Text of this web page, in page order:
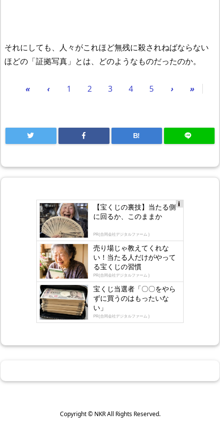
それにしても、人々がこれほど無残に殺されねばならない
ほどの「証拠写真」とは、どのようなものだったのか。
« ‹ 1 2 3 4 5 › »
B!
gly
【宝くじの裏技】当たる側
に回るか、このままか
PR(合同会社デジタルファーム )
売り場じゃ教えてくれな
い！当たる人だけがやって
る宝くじの習慣
PR(合同会社デジタルファーム )
宝くじ当選者「〇〇をやら
ずに買うのはもったいな
い」
PR(合同会社デジタルファーム )
Copyright © NKRAll Rights Reserved.